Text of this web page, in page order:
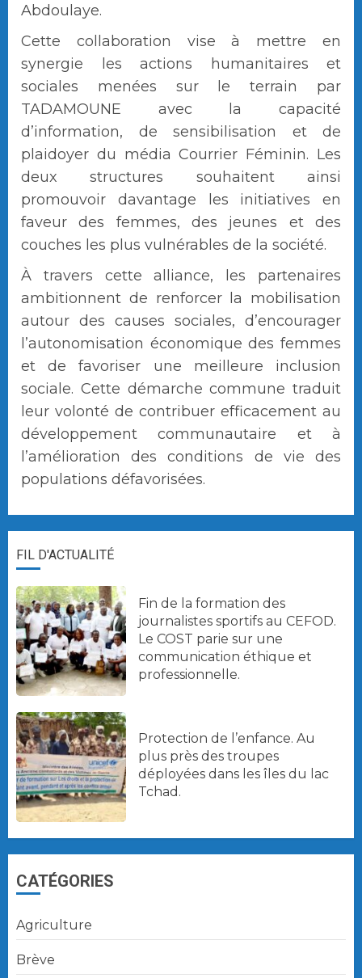
Abdoulaye.
Cette collaboration vise à mettre en
synergie les actions humanitaires et
sociales menées sur le terrain par
TADAMOUNE avec la capacité
d’information, de sensibilisation et de
plaidoyer du média Courrier Féminin. Les
deux structures souhaitent ainsi
promouvoir davantage les initiatives en
faveur des femmes, des jeunes et des
couches les plus vulnérables de la société.
À travers cette alliance, les partenaires
ambitionnent de renforcer la mobilisation
autour des causes sociales, d’encourager
l’autonomisation économique des femmes
et de favoriser une meilleure inclusion
sociale. Cette démarche commune traduit
leur volonté de contribuer efficacement au
développement communautaire et à
l’amélioration des conditions de vie des
populations défavorisées.
FIL D'ACTUALITÉ
Fin de la formation des
journalistes sportifs au CEFOD.
Le COST parie sur une
communication éthique et
professionnelle.
Protection de l’enfance. Au
plus près des troupes
déployées dans les îles du lac
Tchad.
CATÉGORIES
Agriculture
Brève